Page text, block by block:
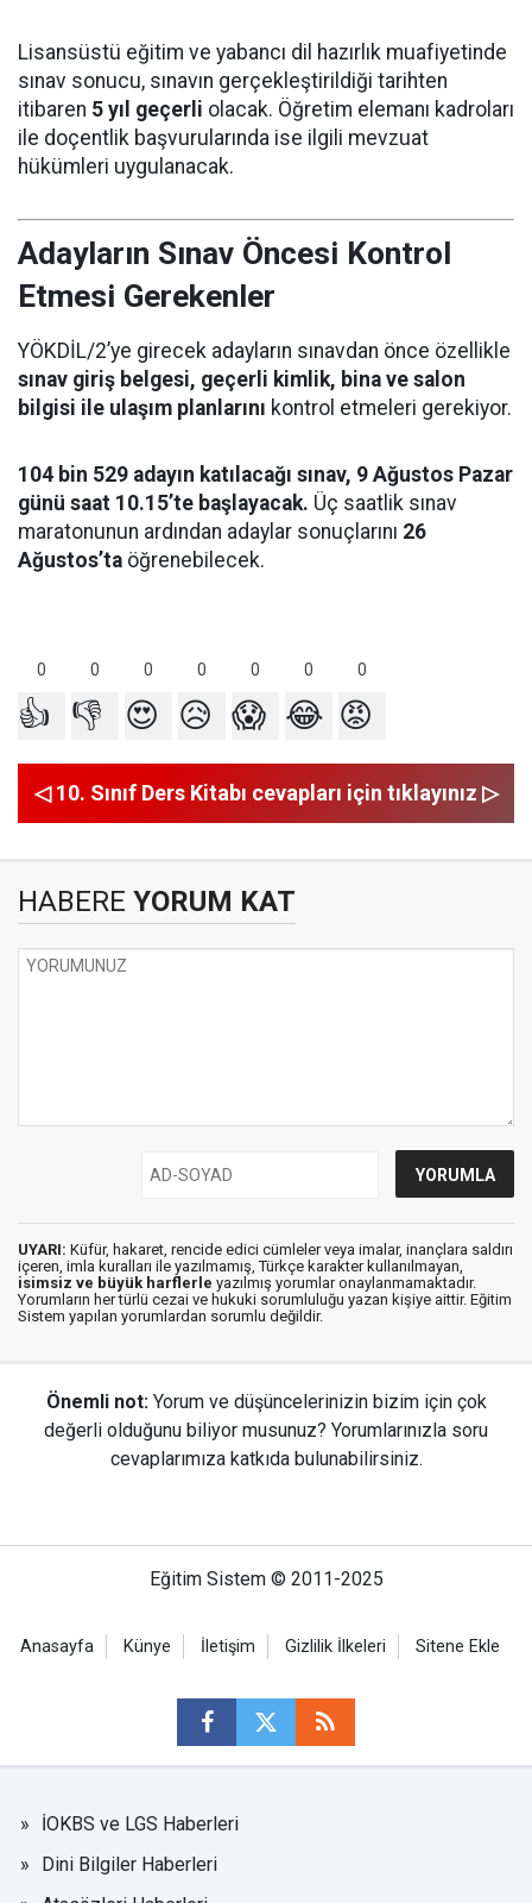
Lisansüstü eğitim ve yabancı dil hazırlık muafiyetinde
sınav sonucu, sınavın gerçekleştirildiği tarihten
itibaren 5 yıl geçerli olacak. Öğretim elemanı kadroları
ile doçentlik başvurularında ise ilgili mevzuat
hükümleri uygulanacak.
Adayların Sınav Öncesi Kontrol
Etmesi Gerekenler
YÖKDİL/2’ye girecek adayların sınavdan önce özellikle
sınav giriş belgesi, geçerli kimlik, bina ve salon
bilgisi ile ulaşım planlarını kontrol etmeleri gerekiyor.
104 bin 529 adayın katılacağı sınav, 9 Ağustos Pazar
günü saat 10.15’te başlayacak. Üç saatlik sınav
maratonunun ardından adaylar sonuçlarını 26
Ağustos’ta öğrenebilecek.
0 0 0 0 0 0 0
👍 👎 😍 😥 😱 😂 😡
◁ 10. Sınıf Ders Kitabı cevapları için tıklayınız ▷
HABERE YORUM KAT
UYARI: Küfür, hakaret, rencide edici cümleler veya imalar, inançlara saldırı
içeren, imla kuralları ile yazılmamış, Türkçe karakter kullanılmayan,
isimsiz ve büyük harflerle yazılmış yorumlar onaylanmamaktadır.
Yorumların her türlü cezai ve hukuki sorumluluğu yazan kişiye aittir. Eğitim
Sistem yapılan yorumlardan sorumlu değildir.
Önemli not: Yorum ve düşüncelerinizin bizim için çok
değerli olduğunu biliyor musunuz? Yorumlarınızla soru
cevaplarımıza katkıda bulunabilirsiniz.
Eğitim Sistem © 2011-2025
Anasayfa Künye İletişim Gizlilik İlkeleri Sitene Ekle
İOKBS ve LGS Haberleri
Dini Bilgiler Haberleri